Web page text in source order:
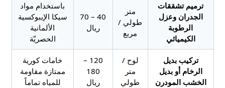
ترميم تشققات
الجدران وعزل
الرطوبة
الكيميائي
متر
طولي /
مربع
40 – 70
ريال
باستخدام مواد
سيكا الإيبوكسية
الألمانية
الحصريّة
تركيب بديل
الرخام أو بديل
الخشب المودرن
لوح /
متر
طولي
120 –
180
ريال
خامات كورية
ممتازة مقاومة
للمياه تماماً